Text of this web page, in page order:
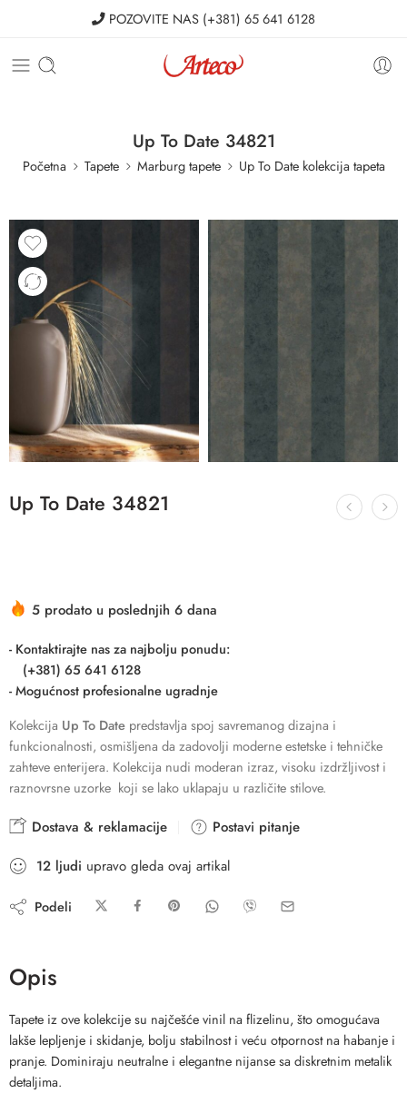
POZOVITE NAS (+381) 65 641 6128
Up To Date 34821
Početna Tapete Marburg tapete Up To Date kolekcija tapeta
Up To Date 34821
5 prodato u poslednjih 6 dana
- Kontaktirajte nas za najbolju ponudu:
(+381) 65 641 6128
- Mogućnost profesionalne ugradnje
Kolekcija Up To Date predstavlja spoj savremanog dizajna i
funkcionalnosti, osmišljena da zadovolji moderne estetske i tehničke
zahteve enterijera. Kolekcija nudi moderan izraz, visoku izdržljivost i
raznovrsne uzorke koji se lako uklapaju u različite stilove.
Dostava & reklamacije
Postavi pitanje
12 ljudi upravo gleda ovaj artikal
Podeli
Opis
Tapete iz ove kolekcije su najčešće vinil na flizelinu, što omogućava
lakše lepljenje i skidanje, bolju stabilnost i veću otpornost na habanje i
pranje. Dominiraju neutralne i elegantne nijanse sa diskretnim metalik
detaljima.